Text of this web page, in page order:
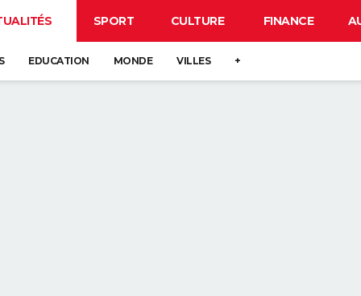
SPORT CULTURE FINANCE
EDUCATION MONDE VILLES +